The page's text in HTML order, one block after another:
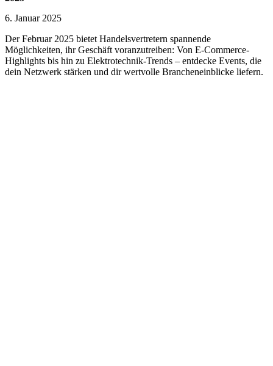
6. Januar 2025
Der Februar 2025 bietet Handelsvertretern spannende
Möglichkeiten, ihr Geschäft voranzutreiben: Von E-Commerce-
Highlights bis hin zu Elektrotechnik-Trends – entdecke Events, die
dein Netzwerk stärken und dir wertvolle Brancheneinblicke liefern.